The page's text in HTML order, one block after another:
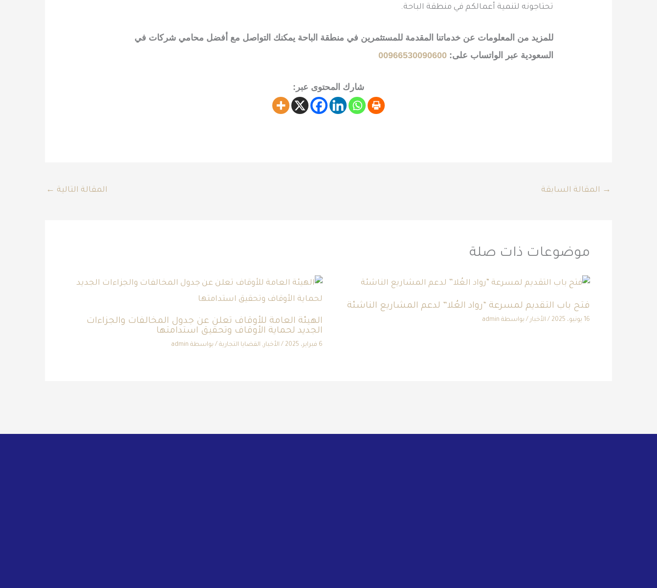
تحتاجونه لتنمية أعمالكم في منطقة الباحة.
للمزيد من المعلومات عن خدماتنا المقدمة للمستثمرين في منطقة الباحة يمكنك التواصل مع أفضل محامي شركات في
السعودية عبر الواتساب على:00966530090600
شارك المحتوى عبر:
→ المقالة السابقة المقالة التالية ←
موضوعات ذات صلة
فتح باب التقديم لمسرعة “رواد العُلا” لدعم المشاريع الناشئة
16 يونيو، 2025 / الأخبار / بواسطة admin
الهيئة العامة للأوقاف تعلن عن جدول المخالفات والجزاءات
الجديد لحماية الأوقاف وتحقيق استدامتها
6 فبراير، 2025 / الأخبار, القضايا التجارية / بواسطة admin